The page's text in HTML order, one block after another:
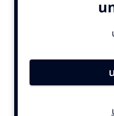
Carriere